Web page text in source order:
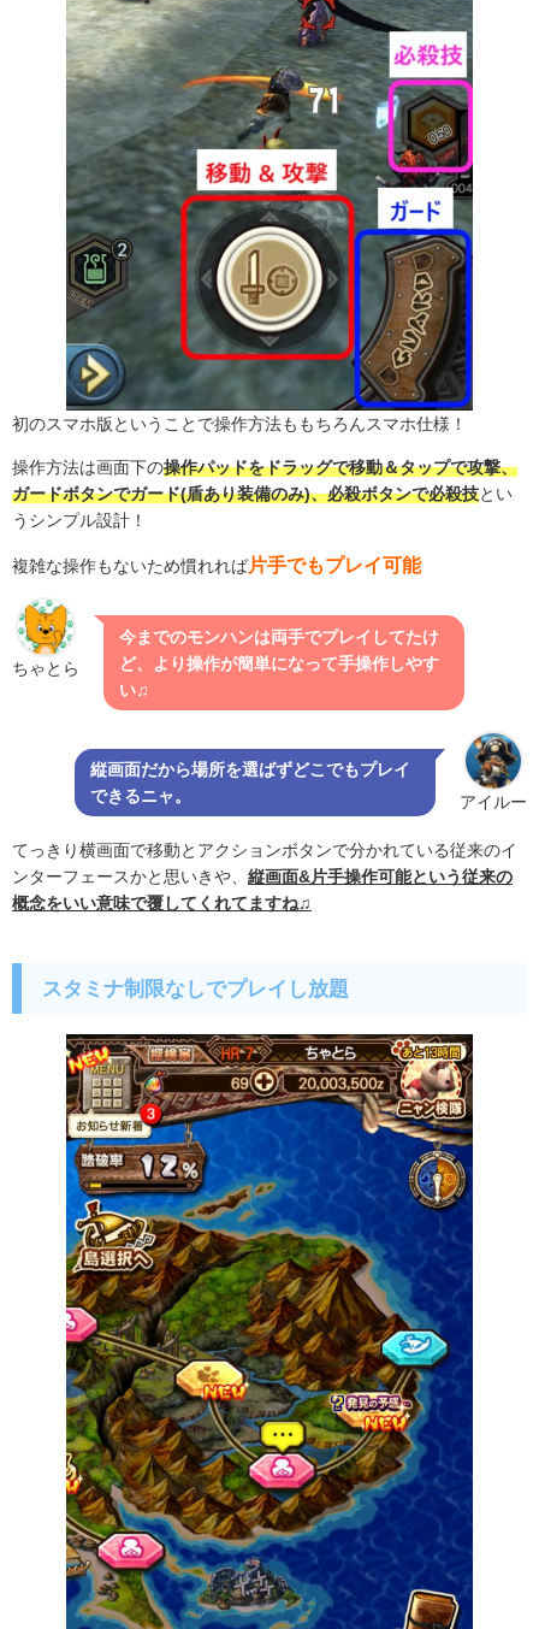
初のスマホ版ということで操作方法ももちろんスマホ仕様！
操作方法は画面下の操作パッドをドラッグで移動＆タップで攻撃、
ガードボタンでガード(盾あり装備のみ)、必殺ボタンで必殺技とい
うシンプル設計！
複雑な操作もないため慣れれば片手でもプレイ可能
ちゃとら
今までのモンハンは両手でプレイしてたけ
ど、より操作が簡単になって手操作しやす
い♫
アイルー
縦画面だから場所を選ばずどこでもプレイ
できるニャ。
てっきり横画面で移動とアクションボタンで分かれている従来のイ
ンターフェースかと思いきや、 縦画面&片手操作可能という従来の
概念をいい意味で覆してくれてますね♫
スタミナ制限なしでプレイし放題